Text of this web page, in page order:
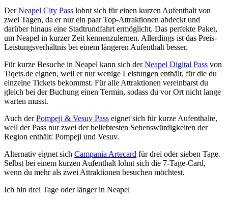
DerNeapel City Pass lohnt sich für einen kurzen Aufenthalt von
zwei Tagen, da er nur ein paar Top-Attraktionen abdeckt und
darüber hinaus eine Stadtrundfahrt ermöglicht. Das perfekte Paket,
um Neapel in kurzer Zeit kennenzulernen. Allerdings ist das Preis-
Leistungsverhältnis bei einem längeren Aufenthalt besser.
Für kurze Besuche in Neapel kann sich derNeapel Digital Pass von
Tiqets.de eignen, weil er nur wenige Leistungen enthält, für die du
einzelne Tickets bekommst. Für alle Attraktionen vereinbarst du
gleich bei der Buchung einen Termin, sodass du vor Ort nicht lange
warten musst.
Auch derPompeji & Vesuv Pass eignet sich für kurze Aufenthalte,
weil der Pass nur zwei der beliebtesten Sehenswürdigkeiten der
Region enthält: Pompeji und Vesuv.
Alternativ eignet sich Campania Artecard für drei oder sieben Tage.
Selbst bei einem kurzen Aufenthalt lohnt sich die 7-Tage-Card,
wenn du mehr als zwei Attraktionen besuchen möchtest.
Ich bin drei Tage oder länger in Neapel